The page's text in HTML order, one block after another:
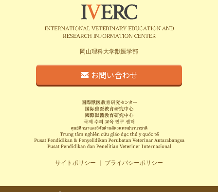
岡山理科大学獣医学部
お問い合わせ
サイトポリシー ｜ プライバシーポリシー